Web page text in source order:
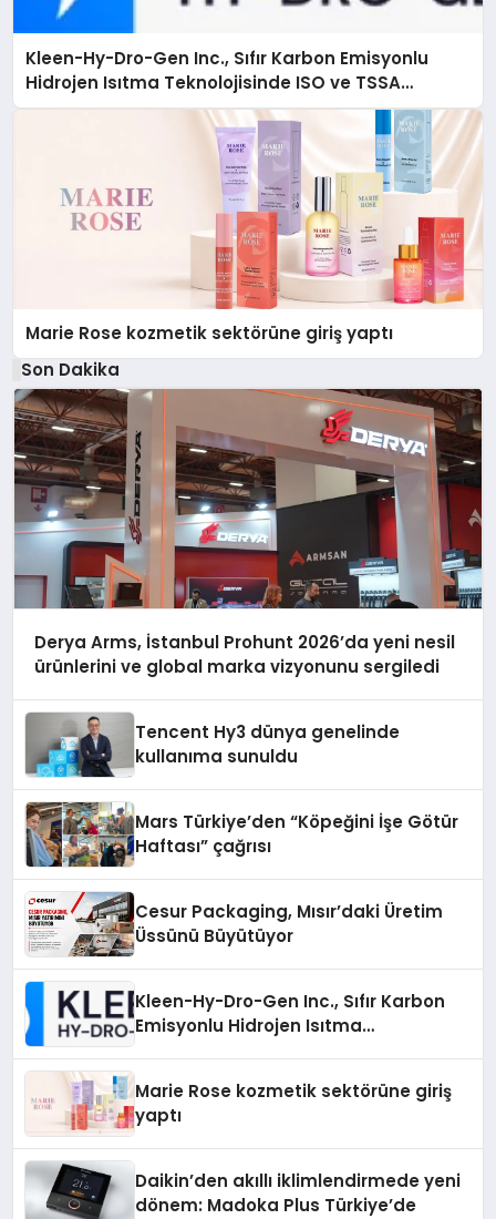
Kleen-Hy-Dro-Gen Inc., Sıfır Karbon Emisyonlu
Hidrojen Isıtma Teknolojisinde ISO ve TSSA
Düzenleyici Onaylarını Aldı
Marie Rose kozmetik sektörüne giriş yaptı
Son Dakika
Derya Arms, İstanbul Prohunt 2026’da yeni nesil
ürünlerini ve global marka vizyonunu sergiledi
Tencent Hy3 dünya genelinde
kullanıma sunuldu
Mars Türkiye’den “Köpeğini İşe Götür
Haftası” çağrısı
Cesur Packaging, Mısır’daki Üretim
Üssünü Büyütüyor
Kleen-Hy-Dro-Gen Inc., Sıfır Karbon
Emisyonlu Hidrojen Isıtma
Marie Rose kozmetik sektörüne giriş
yaptı
Daikin’den akıllı iklimlendirmede yeni
dönem: Madoka Plus Türkiye’de